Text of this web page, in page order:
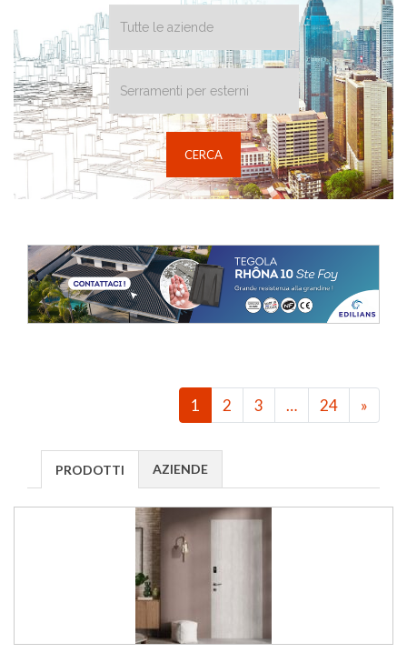
1 2 3 … 24 »
PRODOTTI AZIENDE